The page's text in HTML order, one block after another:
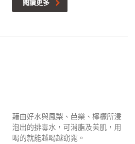
閱讀更多
藉由好水與鳳梨、芭樂、檸檬所浸
泡出的排毒水，可消脂及美肌，用
喝的就能越喝越窈窕。